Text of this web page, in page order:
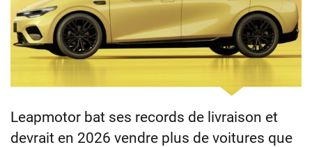
Leapmotor bat ses records de livraison et
devrait en 2026 vendre plus de voitures que